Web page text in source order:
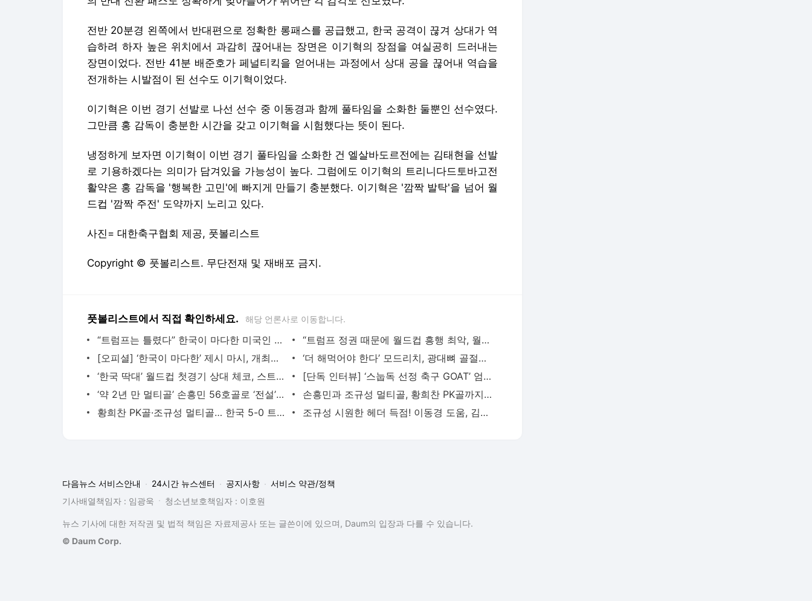
전반 20분경 왼쪽에서 반대편으로 정확한 롱패스를 공급했고, 한국 공격이 끊겨 상대가 역
습하려 하자 높은 위치에서 과감히 끊어내는 장면은 이기혁의 장점을 여실공히 드러내는
장면이었다. 전반 41분 배준호가 페널티킥을 얻어내는 과정에서 상대 공을 끊어내 역습을
전개하는 시발점이 된 선수도 이기혁이었다.
이기혁은 이번 경기 선발로 나선 선수 중 이동경과 함께 풀타임을 소화한 둘뿐인 선수였다.
그만큼 홍 감독이 충분한 시간을 갖고 이기혁을 시험했다는 뜻이 된다.
냉정하게 보자면 이기혁이 이번 경기 풀타임을 소화한 건 엘살바도르전에는 김태현을 선발
로 기용하겠다는 의미가 담겨있을 가능성이 높다. 그럼에도 이기혁의 트리니다드토바고전
활약은 홍 감독을 '행복한 고민'에 빠지게 만들기 충분했다. 이기혁은 '깜짝 발탁'을 넘어 월
드컵 '깜짝 주전' 도약까지 노리고 있다.
사진= 대한축구협회 제공, 풋볼리스트
Copyright © 풋볼리스트. 무단전재 및 재배포 금지.
풋볼리스트에서 직접 확인하세요. 해당 언론사로 이동합니다.
“트럼프는 틀렸다” 한국이 마다한 미국인 감독의 뚝심… 현재 직장 캐나다에 충성 - 풋볼리스
“트럼프 정권 때문에 월드컵 흥행 최악, 월드컵 특수는 개미 눈곱만큼” 미국 호텔업계 울상 -
[오피셜] ‘한국이 마다한’ 제시 마시, 개최국 캐나다 절대 신임 받는 중! 개막 앞두고 2030 월드
‘더 해먹어야 한다’ 모드리치, 광대뼈 골절에도 ‘월드컵 반드시 뛴다’ 굳은 각오! - 풋볼리
‘한국 딱대’ 월드컵 첫경기 상대 체코, 스트라이커 쉬크 엄청난 상승세! - 풋볼리스트(FOOTBALLIST
[단독 인터뷰] ‘스눕독 선정 축구 GOAT’ 엄지성의 월드컵 각오 “아무리 짧은 시간이라도 준비
‘약 2년 만 멀티골’ 손흥민 56호골로 ‘전설’ 차범근에 바짝! 조규성과 황희찬도 골맛 보며 자
손흥민과 조규성 멀티골, 황희찬 PK골까지! 홍명보호 5-0 대승 '조유민·배준호 부상은 우려' [트리
황희찬 PK골·조규성 멀티골… 한국 5-0 트리니다드토바고 (후반 진행 중) - 풋볼리스트(FOOTBALLIST)
조규성 시원한 헤더 득점! 이동경 도움, 김민재와 황인범 클래스도 빛나… 한국 3-0 트리니다드토
다음뉴스 서비스안내 24시간 뉴스센터 공지사항
서비스 약관/정책
기사배열책임자 : 임광욱
청소년보호책임자 : 이호원
뉴스 기사에 대한 저작권 및 법적 책임은 자료제공사 또는 글쓴이에 있으며, Daum의 입장과 다를 수 있습니다.
© Daum Corp.